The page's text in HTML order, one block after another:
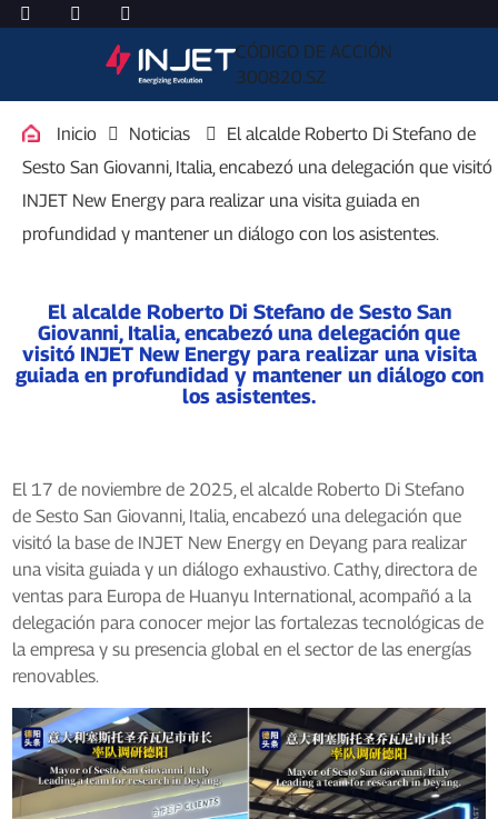
CÓDIGO DE ACCIÓN
300820.SZ
Inicio Noticias
El alcalde Roberto Di Stefano de
Sesto San Giovanni, Italia, encabezó una delegación que visitó
INJET New Energy para realizar una visita guiada en
profundidad y mantener un diálogo con los asistentes.
El alcalde Roberto Di Stefano de Sesto San
Giovanni, Italia, encabezó una delegación que
visitó INJET New Energy para realizar una visita
guiada en profundidad y mantener un diálogo con
los asistentes.
El 17 de noviembre de 2025, el alcalde Roberto Di Stefano
de Sesto San Giovanni, Italia, encabezó una delegación que
visitó la base de INJET New Energy en Deyang para realizar
una visita guiada y un diálogo exhaustivo. Cathy, directora de
ventas para Europa de Huanyu International, acompañó a la
delegación para conocer mejor las fortalezas tecnológicas de
la empresa y su presencia global en el sector de las energías
renovables.